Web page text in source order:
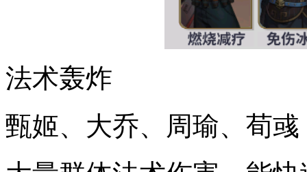
法术轰炸
甄姬、大乔、周瑜、荀彧